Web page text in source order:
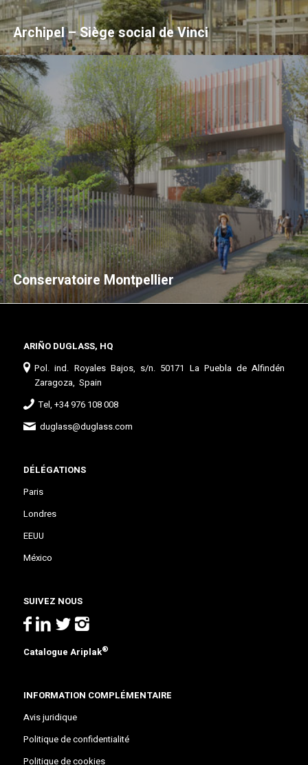
Archipel – Siège social de Vinci
Conservatoire Montpellier
ARIÑO DUGLASS, HQ
Pol. ind. Royales Bajos, s/n. 50171 La Puebla de Alfindén
Zaragoza, Spain
Tel, +34 976 108 008
duglass@duglass.com
DÉLÉGATIONS
Paris
Londres
EEUU
México
SUIVEZ NOUS
Catalogue Ariplak®
INFORMATION COMPLÉMENTAIRE
Avis juridique
Politique de confidentialité
Politique de cookies